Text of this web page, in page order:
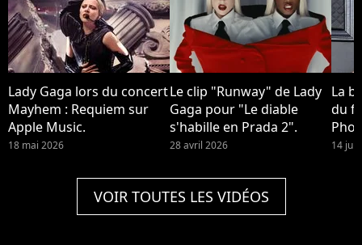
Lady Gaga lors du concert
Mayhem : Requiem sur
Apple Music.
18 mai 2026
Le clip "Runway" de Lady
Gaga pour "Le diable
s'habille en Prada 2".
28 avril 2026
La
du
14
VOIR TOUTES LES VIDÉOS